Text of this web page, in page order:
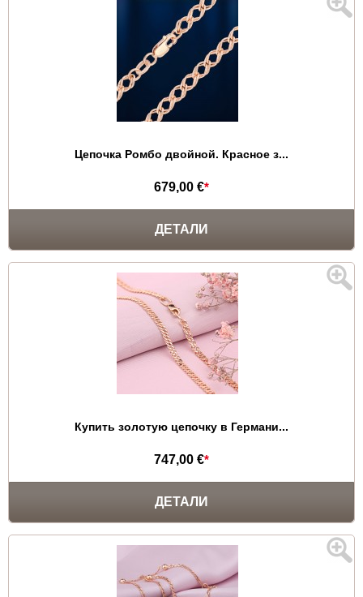
Цепочка Ромбо двойной. Красное з...
679,00 €*
ДЕТАЛИ
Купить золотую цепочку в Германи...
747,00 €*
ДЕТАЛИ